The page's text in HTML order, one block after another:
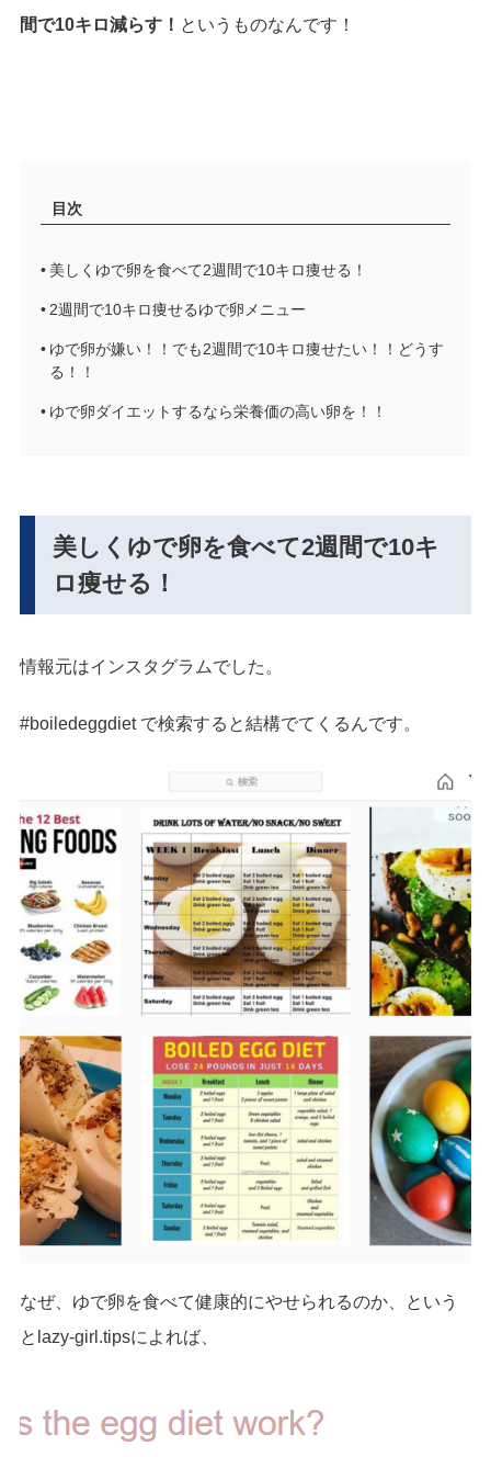
間で10キロ減らす！ というものなんです！
目次
美しくゆで卵を食べて2週間で10キロ痩せる！
2週間で10キロ痩せるゆで卵メニュー
ゆで卵が嫌い！！でも2週間で10キロ痩せたい！！どうす
る！！
ゆで卵ダイエットするなら栄養価の高い卵を！！
美しくゆで卵を食べて2週間で10キ
ロ痩せる！
情報元はインスタグラムでした。
#boiledeggdiet で検索すると結構でてくるんです。
なぜ、ゆで卵を食べて健康的にやせられるのか、という
とlazy-girl.tipsによれば、